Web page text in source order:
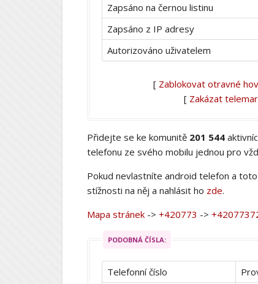
Zapsáno na černou listinu
Zapsáno z IP adresy
Autorizováno uživatelem
[ Zablokovat otravné
[ Zakázat
Přidejte se ke komunitě 201 544
telefonu ze svého mobilu jednou pro
Pokud nevlastníte android telefon a
stížnosti na něj a nahlásit ho zde.
Mapa stránek -> +420773 ->
PODOBNÁ ČÍSLA:
Telefonní číslo